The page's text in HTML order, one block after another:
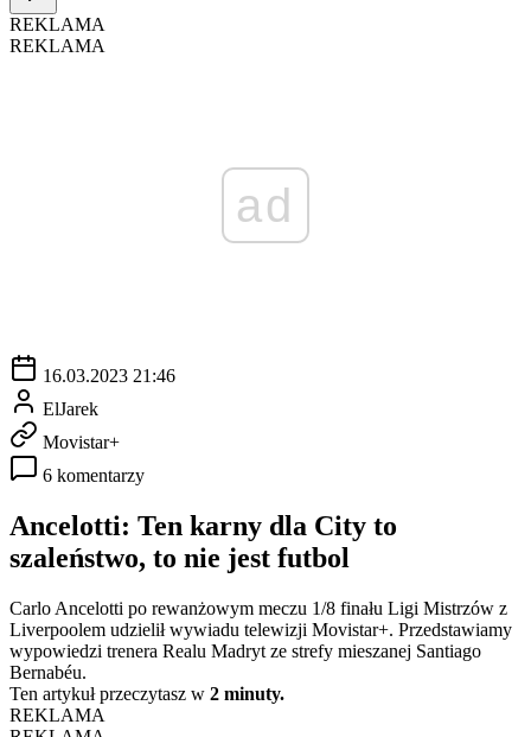
REKLAMA
REKLAMA
ad
16.03.2023 21:46
ElJarek
Movistar+
6 komentarzy
Ancelotti: Ten karny dla City to
szaleństwo, to nie jest futbol
Carlo Ancelotti po rewanżowym meczu 1/8 finału Ligi Mistrzów z
Liverpoolem udzielił wywiadu telewizji Movistar+. Przedstawiamy
wypowiedzi trenera Realu Madryt ze strefy mieszanej Santiago
Bernabéu.
Ten artykuł przeczytasz w 2 minuty.
REKLAMA